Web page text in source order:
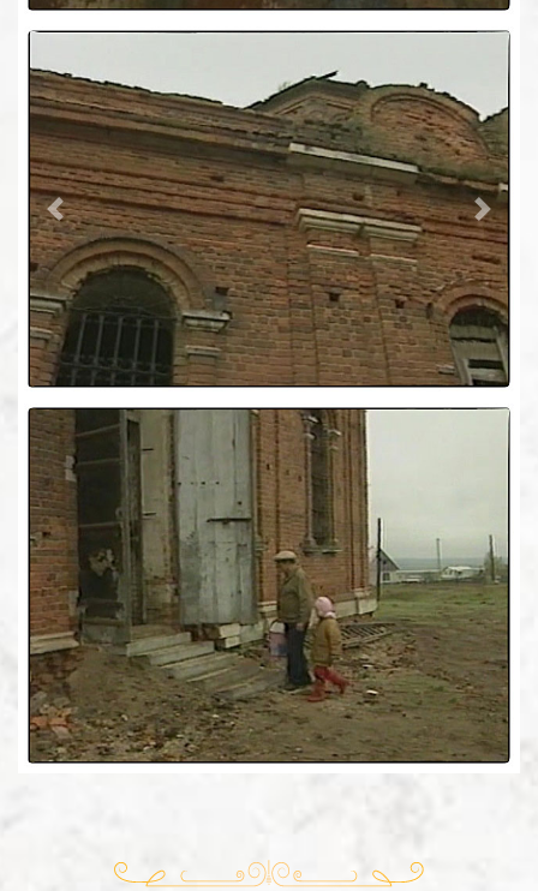
Previous Next